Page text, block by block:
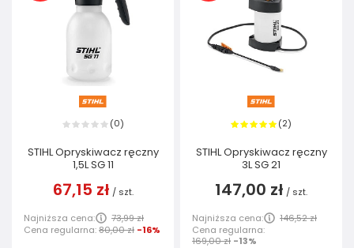
(0)
STIHL Opryskiwacz ręczny
1,5L SG 11
67,15 zł / szt.
Najniższa cena:
73,99 zł
Cena regularna:80,00 zł -16%
(2)
STIHL Opryskiwacz ręczny
3L SG 21
147,00 zł / szt.
Najniższa cena:
146,52 zł
Cena regularna:
169,00 zł -13%